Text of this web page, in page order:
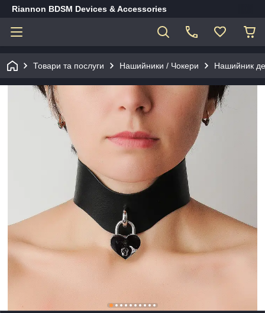
Riannon BDSM Devices & Accessories
Товари та послуги Нашийники / Чокери Нашийник